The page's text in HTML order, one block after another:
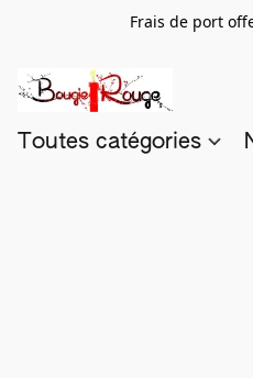
Frais de port
Toutes catégories